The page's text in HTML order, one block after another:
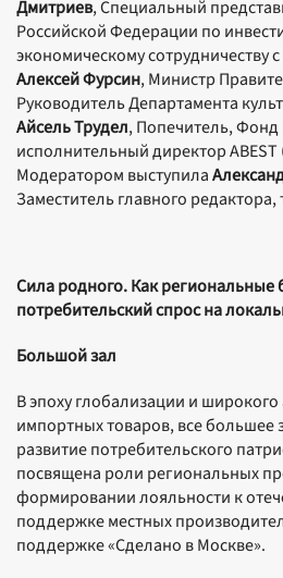
Дмитриев, Специальный
Российской Федерации по
экономическому сотрудничеству
Алексей Фурсин, Министр
Руководитель Департамента
Айсель Трудел, Попечитель,
исполнительный директор ABEST
Модератором выступила
Заместитель главного редактора,
Сила родного. Как
потребительский спрос на
Большой зал
В эпоху глобализации и широкого
импортных товаров, все большее
развитие потребительского
посвящена роли региональных
формировании лояльности к
поддержке местных
поддержке «Сделано в Москве».